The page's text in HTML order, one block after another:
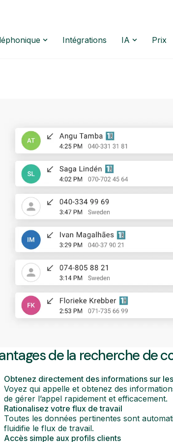
Intégrations IA Prix
de la recherche de
Obtenez directement des informations sur
Voyez qui appelle et obtenez des
de gérer l’appel rapidement et efficacement.
Rationalisez votre flux de travail
Toutes les données pertinentes sont
fluidifie le flux de travail.
Accès simple aux profils clients